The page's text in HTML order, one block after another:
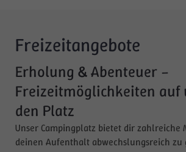
Freizeitangebote
Erholung & Abenteuer –
Freizeitmöglichkeiten auf
den Platz
Unser Campingplatz bietet dir zahlreiche
deinen Aufenthalt abwechslungsreich zu